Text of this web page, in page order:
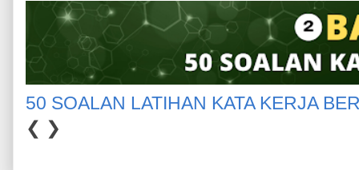
50 SOALAN LATIHAN KATA KERJA
❮ ❯